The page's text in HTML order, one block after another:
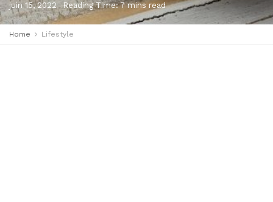
juin 15, 2022 Reading Time: 7 mins read
Home Lifestyle